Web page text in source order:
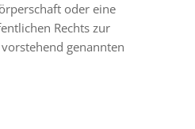
oder eine
Rechts zur
genannten